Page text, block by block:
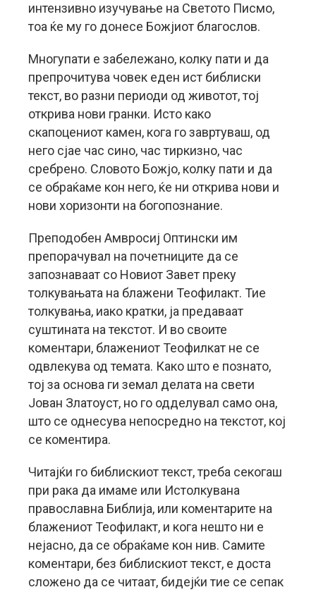
интензивно изучување на Светото Писмо,
тоа ќе му го донесе Божјиот благослов.
Многупати е забележано, колку пати и да
препрочитува човек еден ист библиски
текст, во разни периоди од животот, тој
открива нови гранки. Исто како
скапоцениот камен, кога го завртуваш, од
него сјае час сино, час тиркизно, час
сребрено. Словото Божјо, колку пати и да
се обраќаме кон него, ќе ни открива нови и
нови хоризонти на богопознание.
Преподобен Амвросиј Оптински им
препорачувал на почетниците да се
запознаваат со Новиот Завет преку
толкувањата на блажени Теофилакт. Тие
толкувања, иако кратки, ја предаваат
суштината на текстот. И во своите
коментари, блажениот Теофилкат не се
одвлекува од темата. Како што е познато,
тој за основа ги земал делата на свети
Јован Златоуст, но го одделувал само она,
што се однесува непосредно на текстот, кој
се коментира.
Читајќи го библискиот текст, треба секогаш
при рака да имаме или Истолкувана
православна Библија, или коментарите на
блажениот Теофилакт, и кога нешто ни е
нејасно, да се обраќаме кон нив. Самите
коментари, без библискиот текст, е доста
сложено да се читаат, бидејќи тие се сепак